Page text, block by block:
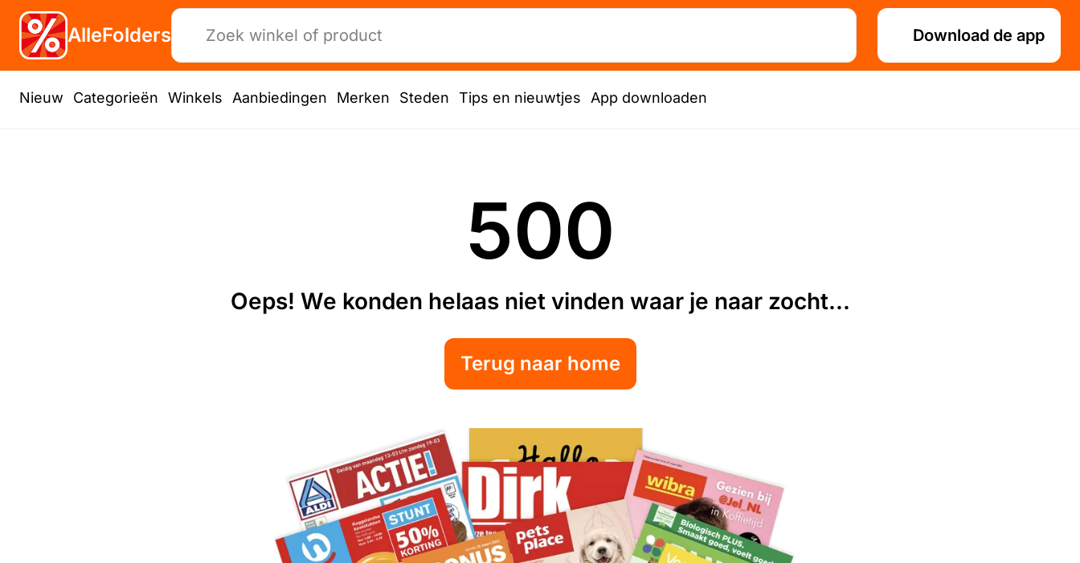
AlleFolders Download de app
Nieuw Categorieën Winkels Aanbiedingen Merken Steden Tips en nieuwtjes App downloaden
500
Oeps! We konden helaas niet vinden waar je naar zocht...
Terug naar home